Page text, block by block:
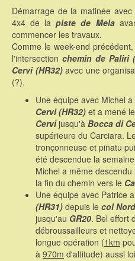
Démarrage de la matinée
4x4 de lapiste de Mela
commencer les travaux.
Comme le week-end
l'intersection chemin de Paliri
Cervi (HR32)avec une
(?).
Une équipe avec Michel
Cervi (HR32) et a mené
Cervijusqu'à Bocca di
supérieure du Carciara.
tronçonneuse et pinatu
été descendue la
Michel a même
la fin du chemin vers le
Une équipe avec Patrice
(HR31) depuis le col
jusqu'au GR20. Bel effort
débroussailleurs et
longue opération (1km
à 970m d'altitude) aussi